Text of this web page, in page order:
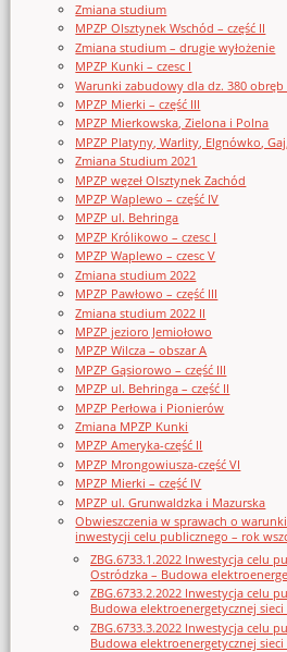
Zmiana studium
MPZP Olsztynek Wschód – część II
Zmiana studium – drugie wyłożenie
MPZP Kunki – czesc I
Warunki zabudowy dla dz. 380 obręb
MPZP Mierki – część III
MPZP Mierkowska, Zielona i Polna
MPZP Platyny, Warlity, Elgnówko,
Zmiana Studium 2021
MPZP węzeł Olsztynek Zachód
MPZP Waplewo – część IV
MPZP ul. Behringa
MPZP Królikowo – czesc I
MPZP Waplewo – czesc V
Zmiana studium 2022
MPZP Pawłowo – część III
Zmiana studium 2022 II
MPZP jezioro Jemiołowo
MPZP Wilcza – obszar A
MPZP Gąsiorowo – część III
MPZP ul. Behringa – część II
MPZP Perłowa i Pionierów
Zmiana MPZP Kunki
MPZP Ameryka-część II
MPZP Mrongowiusza-część VI
MPZP Mierki – część IV
MPZP ul. Grunwaldzka i Mazurska
Obwieszczenia w sprawach o
inwestycji celu publicznego – rok
ZBG.6733.1.2022 Inwestycja celu
Ostródzka – Budowa
ZBG.6733.2.2022 Inwestycja celu
Budowa elektroenergetycznej sieci
ZBG.6733.3.2022 Inwestycja celu
Budowa elektroenergetycznej sieci